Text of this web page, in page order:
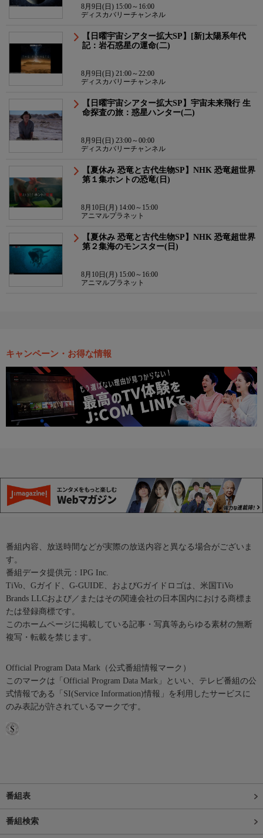
8月9日(日) 15:00～16:00
ディスカバリーチャンネル
【日曜宇宙シアター拡大SP】[新]太陽系年代
記：岩石惑星の運命(二)
8月9日(日) 21:00～22:00
ディスカバリーチャンネル
【日曜宇宙シアター拡大SP】宇宙未来飛行 生
命探査の旅：惑星ハンター(二)
8月9日(日) 23:00～00:00
ディスカバリーチャンネル
【夏休み 恐竜と古代生物SP】NHK 恐竜超世界
第１集ホントの恐竜(日)
8月10日(月) 14:00～15:00
アニマルプラネット
【夏休み 恐竜と古代生物SP】NHK 恐竜超世界
第２集海のモンスター(日)
8月10日(月) 15:00～16:00
アニマルプラネット
キャンペーン・お得な情報
番組内容、放送時間などが実際の放送内容と異なる場合がございま
す。
番組データ提供元：IPG Inc.
TiVo、Gガイド、G-GUIDE、およびGガイドロゴは、米国TiVo
Brands LLCおよび／またはその関連会社の日本国内における商標ま
たは登録商標です。
このホームページに掲載している記事・写真等あらゆる素材の無断
複写・転載を禁じます。
Official Program Data Mark（公式番組情報マーク）
このマークは「Official Program Data Mark」といい、テレビ番組の公
式情報である「SI(Service Information)情報」を利用したサービスに
のみ表記が許されているマークです。
番組表
番組検索